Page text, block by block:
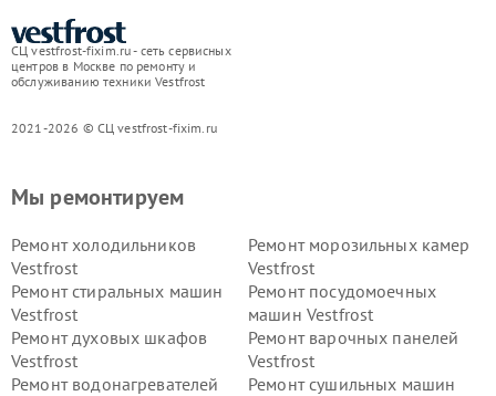
СЦ vestfrost-fixim.ru - сеть сервисных
центров в Москве по ремонту и
обслуживанию техники Vestfrost
2021-2026 © СЦ vestfrost-fixim.ru
Мы ремонтируем
Ремонт холодильников
Vestfrost
Ремонт морозильных камер
Vestfrost
Ремонт стиральных машин
Vestfrost
Ремонт посудомоечных
машин Vestfrost
Ремонт духовых шкафов
Vestfrost
Ремонт варочных панелей
Vestfrost
Ремонт водонагревателей
Ремонт сушильных машин